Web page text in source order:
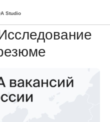
Studio